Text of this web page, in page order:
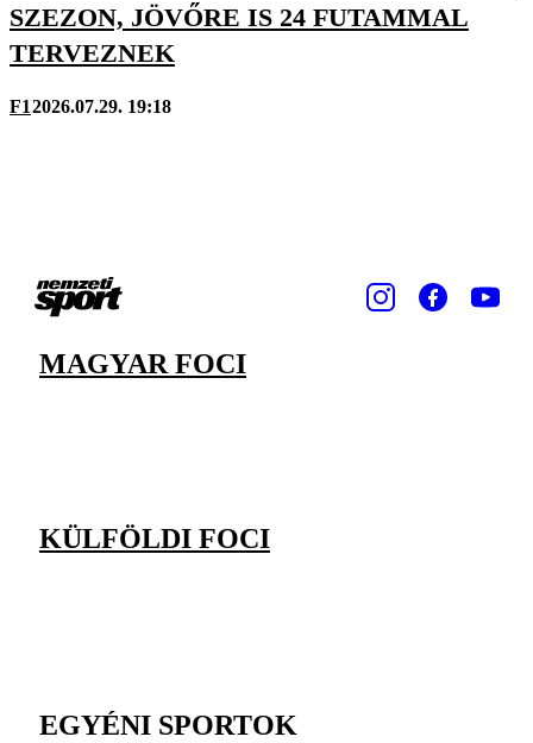
SZEZON, JÖVŐRE IS 24 FUTAMMAL
TERVEZNEK
F12026.07.29. 19:18
MAGYAR FOCI
KÜLFÖLDI FOCI
EGYÉNI SPORTOK